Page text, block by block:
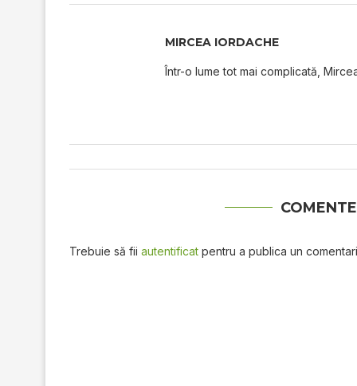
MIRCEA IORDACHE
Într-o lume tot mai complicată,
Trebuie să fii autentificat pentru a publica un